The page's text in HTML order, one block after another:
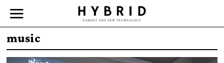
music